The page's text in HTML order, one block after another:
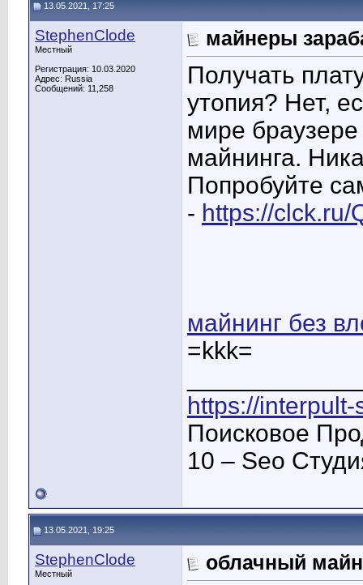
13.05.2021, 17:25
StephenClode
Местный
Регистрация: 10.03.2020
Адрес: Russia
Сообщений: 11,258
майнеры
Получать
утопия? Нет,
мире
майнинга.
Попробуйте
- https://clck.ru/
майнинг без
=kkk=
https://
Поисковое
10 – Seo
13.05.2021, 19:25
StephenClode
Местный
облачный